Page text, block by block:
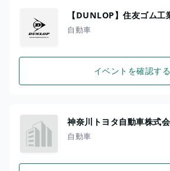
【DUNLOP】住友ゴム工
自動車
イベントを確認する
神奈川トヨタ自動車株式
自動車